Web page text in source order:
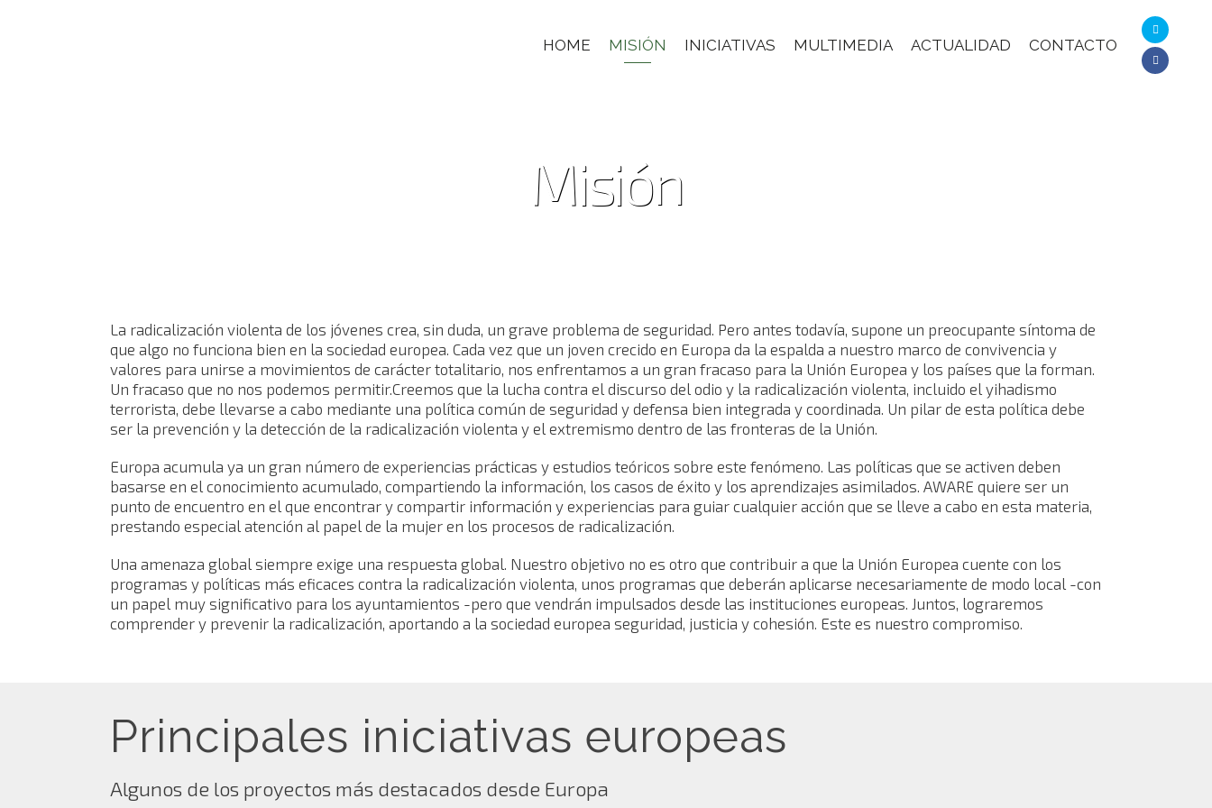
HOME MISIÓN INICIATIVAS MULTIMEDIA ACTUALIDAD CONTACTO
Misión
La radicalización violenta de los jóvenes crea, sin duda, un grave problema de seguridad. Pero antes todavía, supone un preocupante síntoma de
que algo no funciona bien en la sociedad europea. Cada vez que un joven crecido en Europa da la espalda a nuestro marco de convivencia y
valores para unirse a movimientos de carácter totalitario, nos enfrentamos a un gran fracaso para la Unión Europea y los países que la forman.
Un fracaso que no nos podemos permitir.Creemos que la lucha contra el discurso del odio y la radicalización violenta, incluido el yihadismo
terrorista, debe llevarse a cabo mediante una política común de seguridad y defensa bien integrada y coordinada. Un pilar de esta política debe
ser la prevención y la detección de la radicalización violenta y el extremismo dentro de las fronteras de la Unión.
Europa acumula ya un gran número de experiencias prácticas y estudios teóricos sobre este fenómeno. Las políticas que se activen deben
basarse en el conocimiento acumulado, compartiendo la información, los casos de éxito y los aprendizajes asimilados. AWARE quiere ser un
punto de encuentro en el que encontrar y compartir información y experiencias para guiar cualquier acción que se lleve a cabo en esta materia,
prestando especial atención al papel de la mujer en los procesos de radicalización.
Una amenaza global siempre exige una respuesta global. Nuestro objetivo no es otro que contribuir a que la Unión Europea cuente con los
programas y políticas más eficaces contra la radicalización violenta, unos programas que deberán aplicarse necesariamente de modo local -con
un papel muy significativo para los ayuntamientos -pero que vendrán impulsados desde las instituciones europeas. Juntos, lograremos
comprender y prevenir la radicalización, aportando a la sociedad europea seguridad, justicia y cohesión. Este es nuestro compromiso.
Principales iniciativas europeas
Algunos de los proyectos más destacados desde Europa